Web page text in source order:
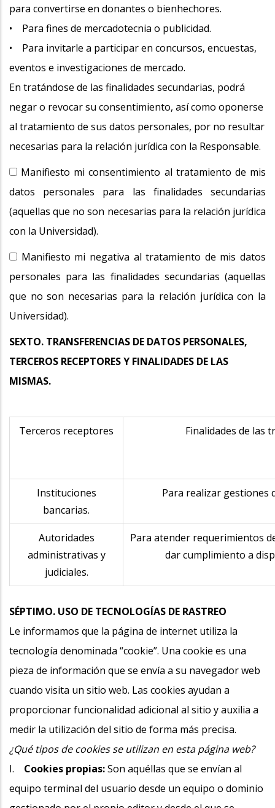
para convertirse en donantes o bienhechores.
• Para fines de mercadotecnia o publicidad.
• Para invitarle a participar en concursos, encuestas,
eventos e investigaciones de mercado.
En tratándose de las finalidades secundarias, podrá
negar o revocar su consentimiento, así como oponerse
al tratamiento de sus datos personales, por no resultar
necesarias para la relación jurídica con la Responsable.
Manifiesto mi consentimiento al tratamiento de mis
datos personales para las finalidades secundarias
(aquellas que no son necesarias para la relación jurídica
con la Universidad).
Manifiesto mi negativa al tratamiento de mis datos
personales para las finalidades secundarias (aquellas
que no son necesarias para la relación jurídica con la
Universidad).
SEXTO. TRANSFERENCIAS DE DATOS PERSONALES,
TERCEROS RECEPTORES Y FINALIDADES DE LAS
MISMAS.
Terceros receptores Finalidades de las
Instituciones
bancarias.
Para realizar gestiones
Autoridades
administrativas y
judiciales.
Para atender requerimientos
dar cumplimiento a
SÉPTIMO. USO DE TECNOLOGÍAS DE RASTREO
Le informamos que la página de internet utiliza la
tecnología denominada “cookie”. Una cookie es una
pieza de información que se envía a su navegador web
cuando visita un sitio web. Las cookies ayudan a
proporcionar funcionalidad adicional al sitio y auxilia a
medir la utilización del sitio de forma más precisa.
¿Qué tipos de cookies se utilizan en esta página web?
I.
Cookies propias:Son aquéllas que se envían al
equipo terminal del usuario desde un equipo o dominio